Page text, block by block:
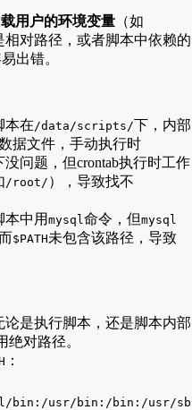
用户的环境变量 （如
对路径，或者脚本中依赖的
出错。
本在 /data/scripts/下，内部
据文件，手动执行时
没问题，但crontab执行时工作
/root/ ），导致找不
本中用 mysql 命令，但mysql
$PATH未包含该路径，导致
论是执行脚本，还是脚本内部
绝对路径。
：
bin:/usr/bin:/bin:/usr/